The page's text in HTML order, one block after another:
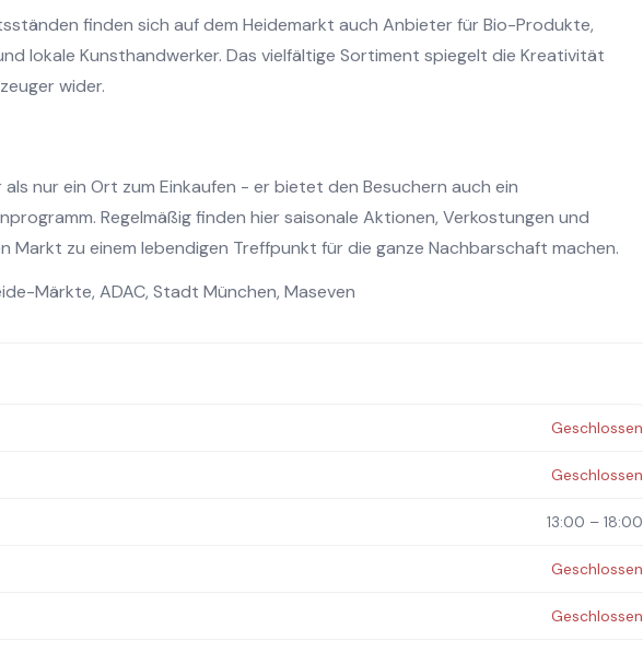
finden sich auf dem Heidemarkt auch Anbieter für Bio-Produkte,
lokale Kunsthandwerker. Das vielfältige Sortiment spiegelt die Kreativität
wider.
nur ein Ort zum Einkaufen - er bietet den Besuchern auch ein
Regelmäßig finden hier saisonale Aktionen, Verkostungen und
Markt zu einem lebendigen Treffpunkt für die ganze Nachbarschaft machen.
Märkte, ADAC, Stadt München, Maseven
Geschlossen
Geschlossen
13:00 – 18:00
Geschlossen
Geschlossen